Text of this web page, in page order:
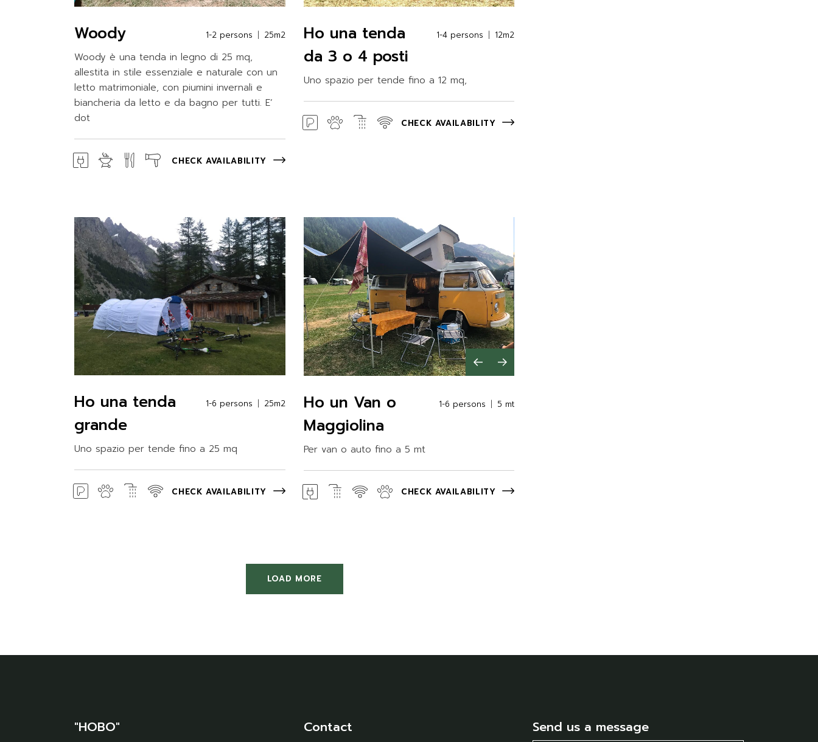
Woody 1-2 persons 25m2
Woody è una tenda in legno di 25 mq,
allestita in stile essenziale e naturale con un
letto matrimoniale, con piumini invernali e
biancheria da letto e da bagno per tutti. E’
dot
CHECK AVAILABILITY
Ho una tenda
da 3 o 4 posti
1-4 persons 12m2
Uno spazio per tende fino a 12 mq,
CHECK AVAILABILITY
Ho una tenda
grande
1-6 persons 25m2
Uno spazio per tende fino a 25 mq
CHECK AVAILABILITY
Ho un Van o
Maggiolina
1-6 persons 5 mt
Per van o auto fino a 5 mt
CHECK AVAILABILITY
LOAD MORE
"HOBO" Contact Send us a message